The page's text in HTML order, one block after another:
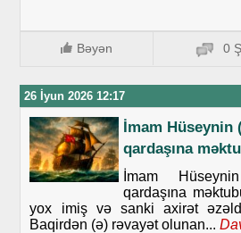
Bəyən 0
26 İyun 2026 12:17
İmam Hüseynin
qardaşına
İmam
qardaşına
yox imiş və sanki axirət
Baqirdən (ə) rəvayət olunan...